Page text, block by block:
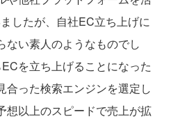
したが、自社EC立ち上げに
ない素人のようなものでし
を立ち上げることになった
合った検索エンジンを選定し
想以上のスピードで売上が拡